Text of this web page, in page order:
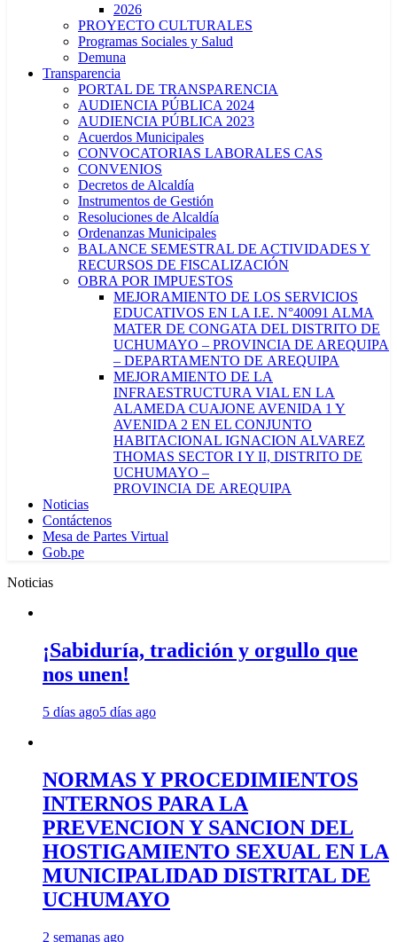
2026
PROYECTO CULTURALES
Programas Sociales y Salud
Demuna
Transparencia
PORTAL DE TRANSPARENCIA
AUDIENCIA PÚBLICA 2024
AUDIENCIA PÚBLICA 2023
Acuerdos Municipales
CONVOCATORIAS LABORALES CAS
CONVENIOS
Decretos de Alcaldía
Instrumentos de Gestión
Resoluciones de Alcaldía
Ordenanzas Municipales
BALANCE SEMESTRAL DE ACTIVIDADES Y
RECURSOS DE FISCALIZACIÓN
OBRA POR IMPUESTOS
MEJORAMIENTO DE LOS SERVICIOS
EDUCATIVOS EN LA I.E. N°40091 ALMA
MATER DE CONGATA DEL DISTRITO DE
UCHUMAYO – PROVINCIA DE AREQUIPA
– DEPARTAMENTO DE AREQUIPA
MEJORAMIENTO DE LA
INFRAESTRUCTURA VIAL EN LA
ALAMEDA CUAJONE AVENIDA 1 Y
AVENIDA 2 EN EL CONJUNTO
HABITACIONAL IGNACION ALVAREZ
THOMAS SECTOR I Y II, DISTRITO DE
UCHUMAYO –
PROVINCIA DE AREQUIPA
Noticias
Contáctenos
Mesa de Partes Virtual
Gob.pe
Noticias
¡Sabiduría, tradición y orgullo que
nos unen!
5 días ago5 días ago
NORMAS Y PROCEDIMIENTOS
INTERNOS PARA LA
PREVENCION Y SANCION DEL
HOSTIGAMIENTO SEXUAL EN LA
MUNICIPALIDAD DISTRITAL DE
UCHUMAYO
2 semanas ago